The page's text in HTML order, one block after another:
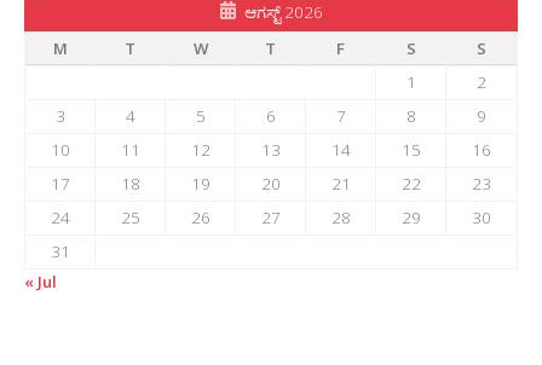
ಆಗಸ್ಟ್ 2026
M
T W T F S
S
1
2
3
4 5 6 7 8
9
10
11 12 13 14 15
16
17
18 19 20 21 22
23
24
25 26 27 28 29
30
31
« Jul